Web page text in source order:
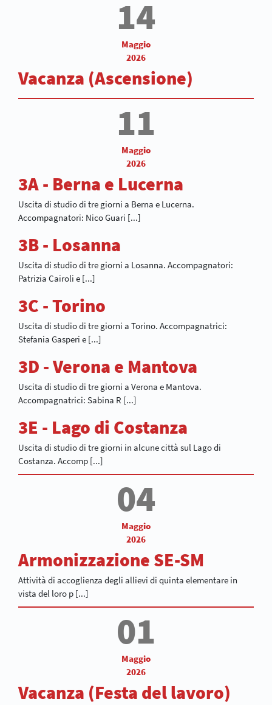
14
Maggio
2026
Vacanza (Ascensione)
11
Maggio
2026
3A - Berna e Lucerna
Uscita di studio di tre giorni a Berna e Lucerna.
Accompagnatori: Nico Guari [...]
3B - Losanna
Uscita di studio di tre giorni a Losanna. Accompagnatori:
Patrizia Cairoli e [...]
3C - Torino
Uscita di studio di tre giorni a Torino. Accompagnatrici:
Stefania Gasperi e [...]
3D - Verona e Mantova
Uscita di studio di tre giorni a Verona e Mantova.
Accompagnatrici: Sabina R [...]
3E - Lago di Costanza
Uscita di studio di tre giorni in alcune città sul Lago di
Costanza. Accomp [...]
04
Maggio
2026
Armonizzazione SE-SM
Attività di accoglienza degli allievi di quinta elementare in
vista del loro p [...]
01
Maggio
2026
Vacanza (Festa del lavoro)